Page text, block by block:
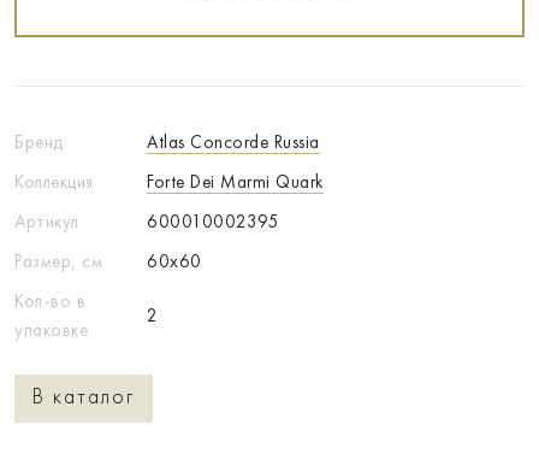
Бренд
Atlas Concorde Russia
Коллекция
Forte Dei Marmi Quark
Артикул
600010002395
Размер, см
60x60
Кол-во в
упаковке
2
В каталог